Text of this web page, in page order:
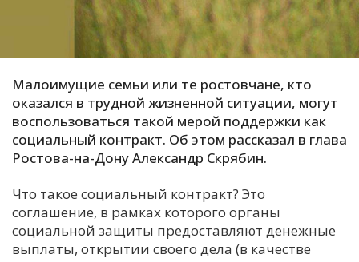
И
М
Н
Т
У
Ч
Малоимущие семьи или те ростовчане, кто
оказался в трудной жизненной ситуации, могут
воспользоваться такой мерой поддержки как
социальный контракт. Об этом рассказал в глава
Ростова-на-Дону Александр Скрябин.
Что такое социальный контракт? Это
соглашение, в рамках которого органы
социальной защиты предоставляют денежные
выплаты, открытии своего дела (в качестве